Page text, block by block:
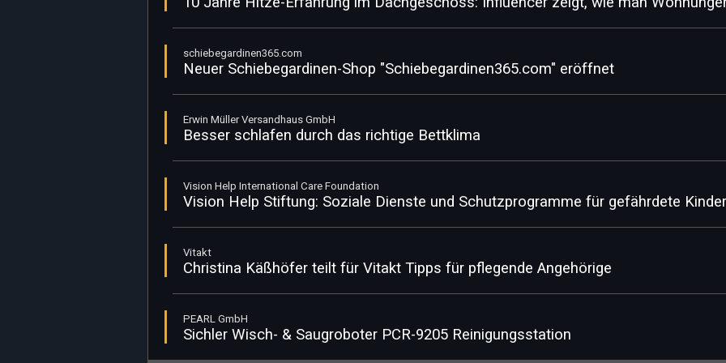
schiebegardinen365.com
Neu­er Schiebegardinen-Shop "Schiebegardinen365.com" eröffnet
Erwin Müller Versandhaus GmbH
Besser schlafen durch das richtige Bettklima
Vision Help International Care Foundation
Vision Help Stiftung: Soziale Dienste und Schutzprogramme für gefährdete Kinder
Vitakt
Christina Käßhöfer teilt für Vitakt Tipps für pflegende Angehörige
PEARL GmbH
Sichler Wisch- & Saugroboter PCR-9205 Reinigungsstation